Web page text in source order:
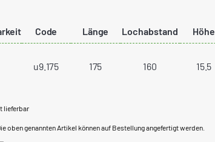
Code Länge Lochabstand Höhe
u9.175 175 160 15.5
lieferbar
oben genannten Artikel können auf Bestellung angefertigt werden.